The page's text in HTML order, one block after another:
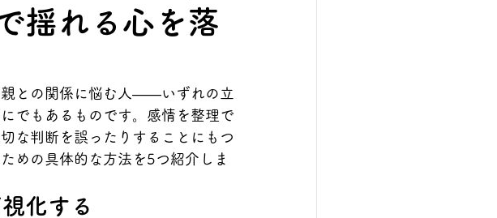
揺れる心を落
親との関係に悩む人——いずれの立
でもあるものです。感情を整理で
な判断を誤ったりすることにもつ
めの具体的な方法を5つ紹介しま
化する